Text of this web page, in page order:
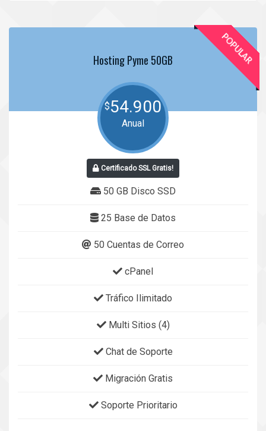
Hosting Pyme 50GB
$54.900
Anual
Certificado SSL Gratis!
50 GB Disco SSD
25 Base de Datos
50 Cuentas de Correo
cPanel
Tráfico Ilimitado
Multi Sitios (4)
Chat de Soporte
Migración Gratis
Soporte Prioritario
POPULAR